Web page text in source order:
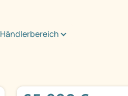
Händlerbereich